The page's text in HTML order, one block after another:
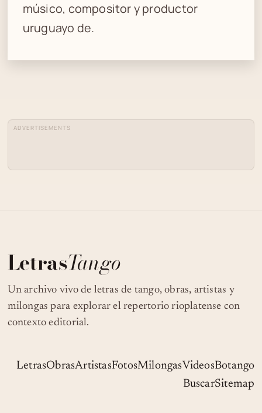
músico, compositor y productor
uruguayo de.
ADVERTISEMENTS
LetrasTango
Un archivo vivo de letras de tango, obras, artistas y
milongas para explorar el repertorio rioplatense con
contexto editorial.
LetrasObrasArtistasFotosMilongasVideosBotango
BuscarSitemap